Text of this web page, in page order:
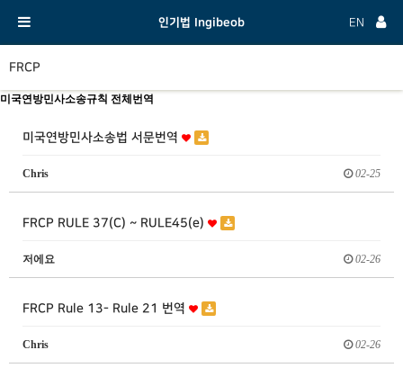
인기법 Ingibeob EN
FRCP
미국연방민사소송규칙 전체번역
미국연방민사소송법 서문번역
Chris 02-25
FRCP RULE 37(C) ~ RULE45(e)
저에요 02-26
FRCP Rule 13- Rule 21 번역
Chris 02-26